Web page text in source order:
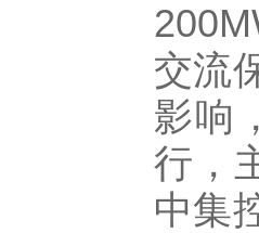
交流
影响
行，
中集